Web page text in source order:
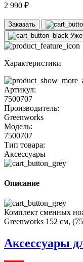
2 990 ₽
Заказать
Уже
Характеристики
Артикул:
7500707
Производитель:
Greenworks
Модель:
7500707
Тип товара:
Аксессуары
Описание
Комплект сменных
Greenworks 152 см,
Аксессуары